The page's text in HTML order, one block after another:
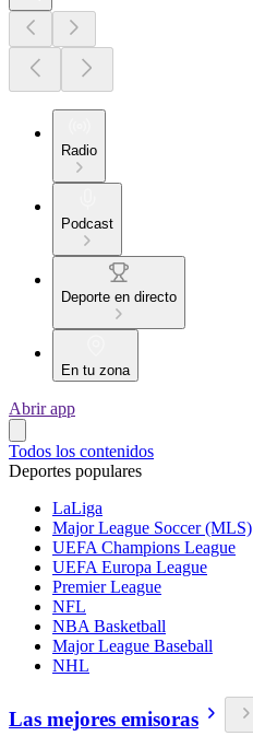
Radio
Podcast
Deporte en directo
En tu zona
Abrir app
Todos los contenidos
Deportes populares
LaLiga
Major League Soccer (MLS)
UEFA Champions League
UEFA Europa League
Premier League
NFL
NBA Basketball
Major League Baseball
NHL
Las mejores emisoras